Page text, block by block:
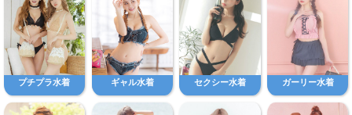
プチプラ水着 ギャル水着 セクシー水着 ガーリー水着